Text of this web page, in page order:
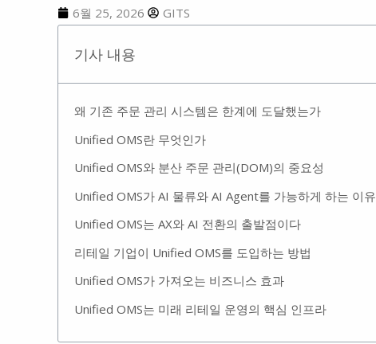
6월 25, 2026 GITS
기사 내용
왜 기존 주문 관리 시스템은 한계에 도달했는가
Unified OMS란 무엇인가
Unified OMS와 분산 주문 관리(DOM)의 중요성
Unified OMS가 AI 물류와 AI Agent를 가능하게 하는 이유
Unified OMS는 AX와 AI 전환의 출발점이다
리테일 기업이 Unified OMS를 도입하는 방법
Unified OMS가 가져오는 비즈니스 효과
Unified OMS는 미래 리테일 운영의 핵심 인프라